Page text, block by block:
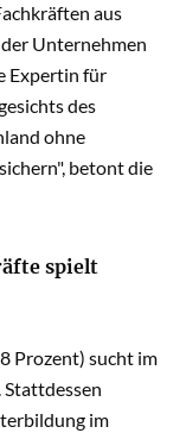
aus
Unternehmen
Expertin für
des
ohne
betont die
spielt
Prozent) sucht im
im